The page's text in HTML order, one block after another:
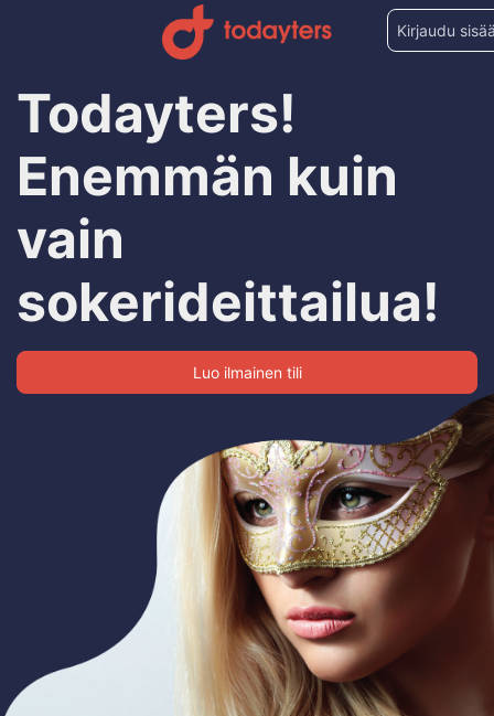
Kirjaudu
Todayters!
Enemmän kuin
vain
sokerideittailua!
Luo ilmainen tili